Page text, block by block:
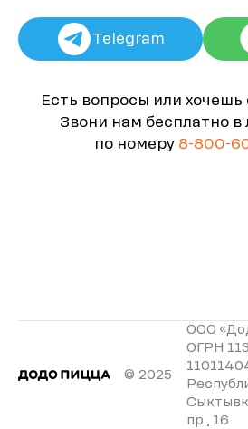
Telegram
Есть вопросы или хочешь
Звони нам бесплатно
по номеру 8-800-
© 2025
ООО
ОГРН
пр., 16